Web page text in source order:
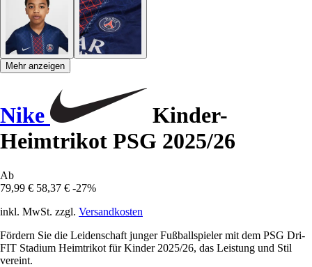
Mehr anzeigen
Nike
Kinder-
Heimtrikot PSG 2025/26
Ab
79,99 € 58,37 € -27%
inkl. MwSt. zzgl. Versandkosten
Fördern Sie die Leidenschaft junger Fußballspieler mit dem PSG Dri-
FIT Stadium Heimtrikot für Kinder 2025/26, das Leistung und Stil
vereint.